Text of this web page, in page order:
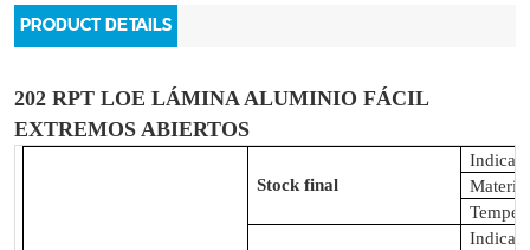
PRODUCT DETAILS
202 RPT LOE LÁMINA ALUMINIO FÁCIL
EXTREMOS ABIERTOS
Stock final
Material